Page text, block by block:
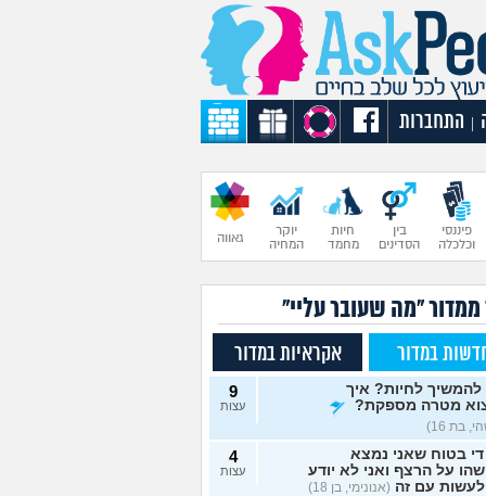
התחברות
פיננסי
וכלכלה
בין
הסדינים
חיות
מחמד
יוקר
המחיה
גאווה
ממדור "מה שעובר עליי"
במדור אקראיות במדור
להמשיך לחיות? איך
מטרה מספקת?
בת 16)
9
עצות
די בטוח שאני נמצא
על הרצף ואני לא יודע
עם זה (אנונימי, בן 18)
4
עצות